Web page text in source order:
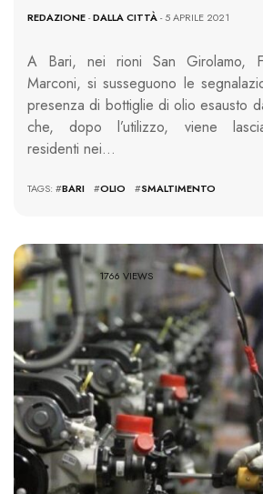
REDAZIONE-DALLA CITTÀ- 5 APRILE 2021
A Bari, nei rioni San Girolamo,
Marconi, si susseguono le
presenza di bottiglie di olio esausto
che, dopo l’utilizzo, viene
residenti nei…
TAGS: #BARI #OLIO #SMALTIMENTO
1766 VIEWS